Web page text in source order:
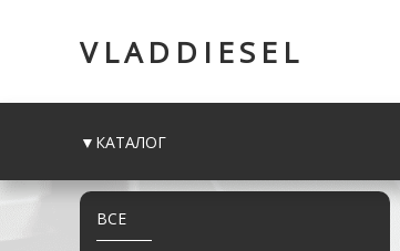
VLADDIESEL
▼КАТАЛОГ
ВСЕ